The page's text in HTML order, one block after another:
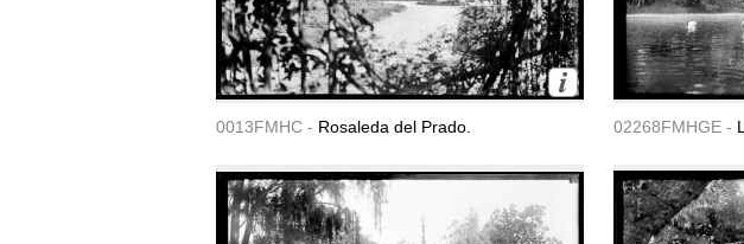
0013FMHC - Rosaleda del Prado. 02268FMHGE -